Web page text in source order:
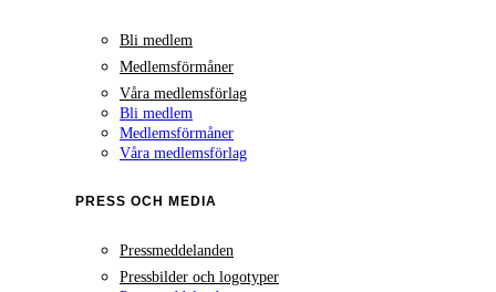
Bli medlem
Medlemsförmåner
Våra medlemsförlag
Bli medlem
Medlemsförmåner
Våra medlemsförlag
PRESS OCH MEDIA
Pressmeddelanden
Pressbilder och logotyper